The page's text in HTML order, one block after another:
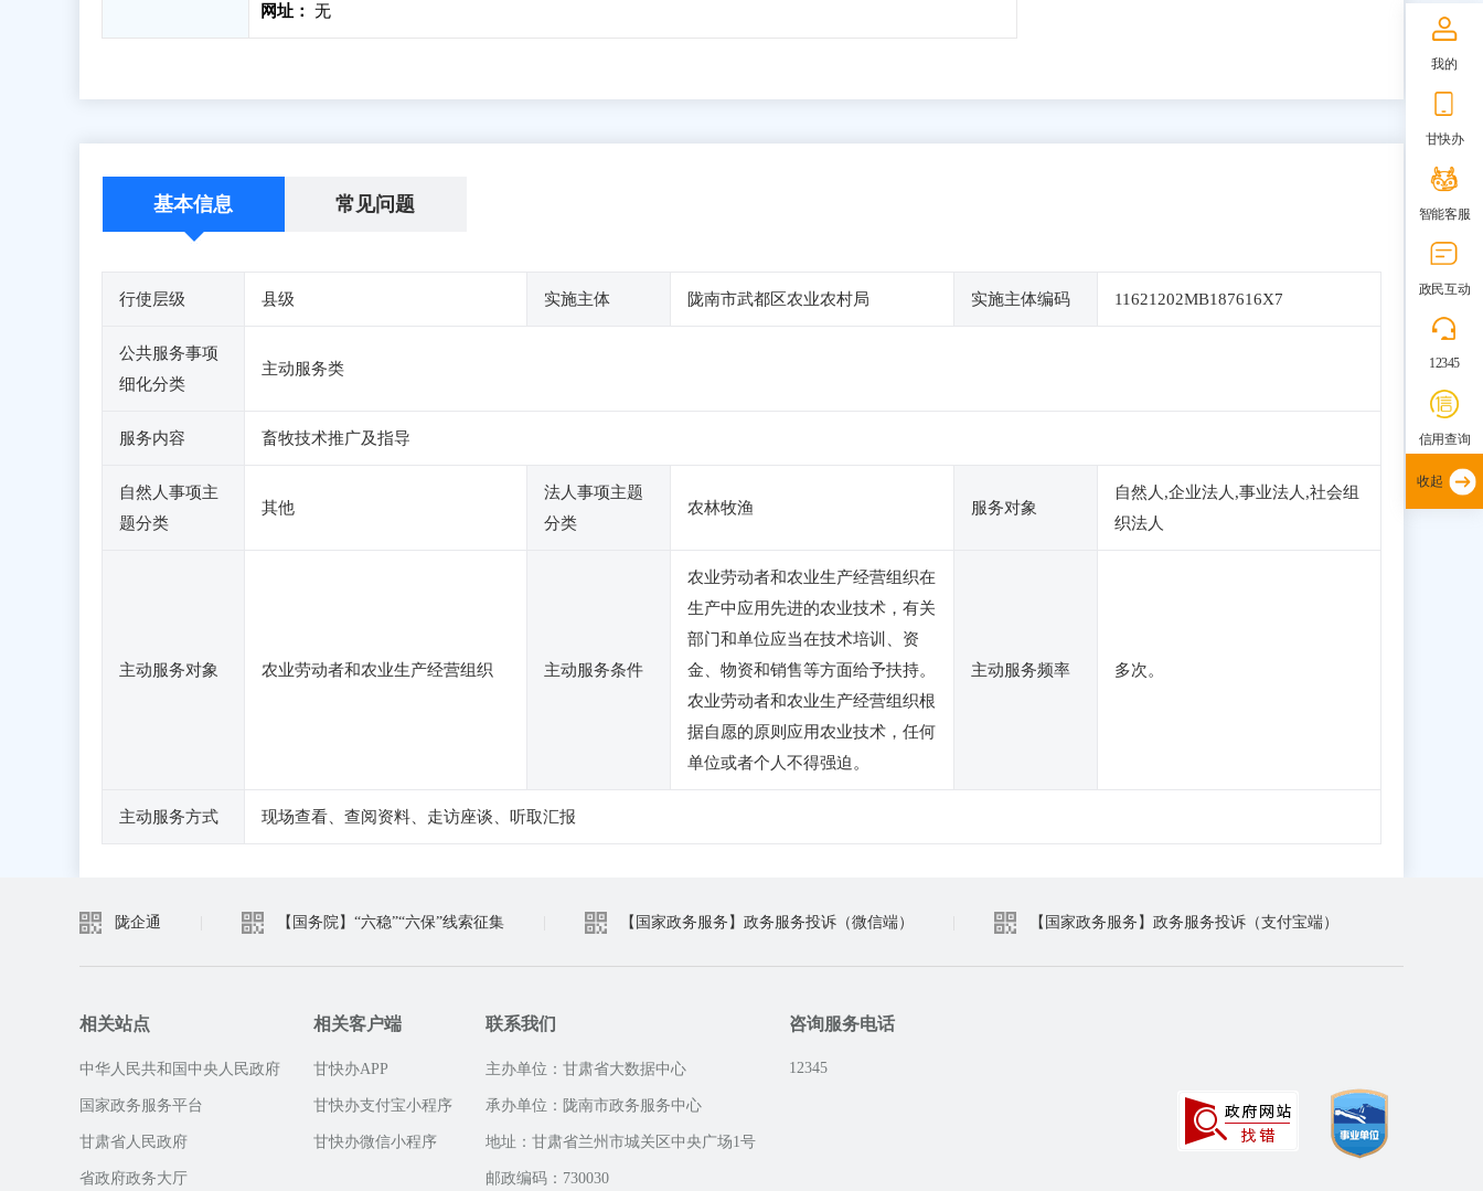
网址：
无
基本信息 常见问题
行使层级 县级 实施主体 陇南市武都区农业农村局 实施主体编码 11621202MB187616X7
公共服务事项
细化分类
主动服务类
服务内容 畜牧技术推广及指导
自然人事项主
题分类
其他
法人事项主题
分类
农林牧渔 服务对象
自然人,企业法人,事业法人,社会组
织法人
主动服务对象 农业劳动者和农业生产经营组织 主动服务条件
农业劳动者和农业生产经营组织在
生产中应用先进的农业技术，有关
部门和单位应当在技术培训、资
金、物资和销售等方面给予扶持。
农业劳动者和农业生产经营组织根
据自愿的原则应用农业技术，任何
单位或者个人不得强迫。
主动服务频率 多次。
主动服务方式 现场查看、查阅资料、走访座谈、听取汇报
陇企通 【国务院】“六稳”“六保”线索征集 【国家政务服务】政务服务投诉（微信端） 【国家政务服务】政务服务投诉（支付宝端）
相关站点
中华人民共和国中央人民政府
国家政务服务平台
甘肃省人民政府
省政府政务大厅
相关客户端
甘快办APP
甘快办支付宝小程序
甘快办微信小程序
联系我们
主办单位：甘肃省大数据中心
承办单位：陇南市政务服务中心
地址：甘肃省兰州市城关区中央广场1号
邮政编码：730030
咨询服务电话
12345
我的
甘快办
智能客服
政民互动
12345
信用查询
收起